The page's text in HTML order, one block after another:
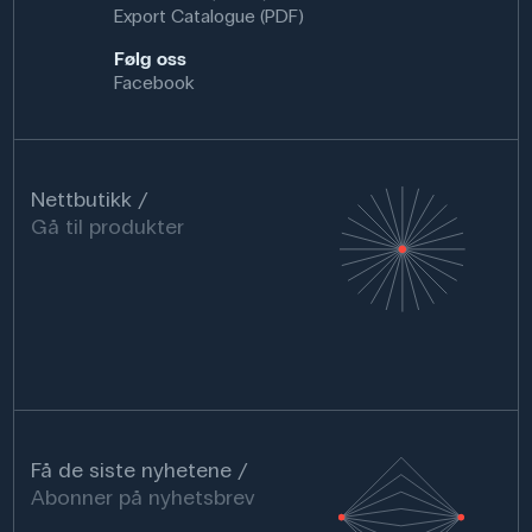
Export Catalogue (PDF)
Følg oss
Facebook
Nettbutikk
Gå til produkter
Få de siste nyhetene
Abonner på nyhetsbrev